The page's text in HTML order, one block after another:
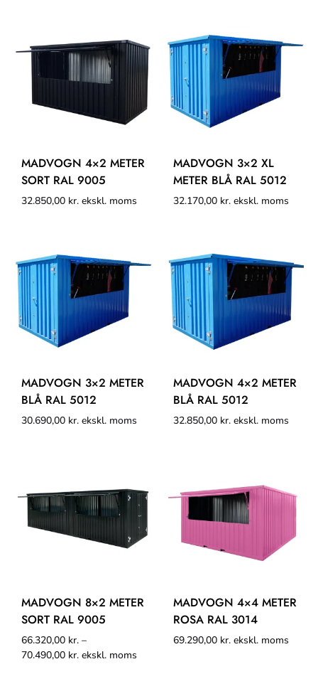
MADVOGN 4×2 METER
SORT RAL 9005
32.850,00 kr. ekskl. moms
MADVOGN 3×2 XL
METER BLÅ RAL 5012
32.170,00 kr. ekskl. moms
MADVOGN 3×2 METER
BLÅ RAL 5012
30.690,00 kr. ekskl. moms
MADVOGN 4×2 METER
BLÅ RAL 5012
32.850,00 kr. ekskl. moms
MADVOGN 8×2 METER
SORT RAL 9005
66.320,00 kr. –
70.490,00 kr. ekskl. moms
MADVOGN 4×4 METER
ROSA RAL 3014
69.290,00 kr. ekskl. moms